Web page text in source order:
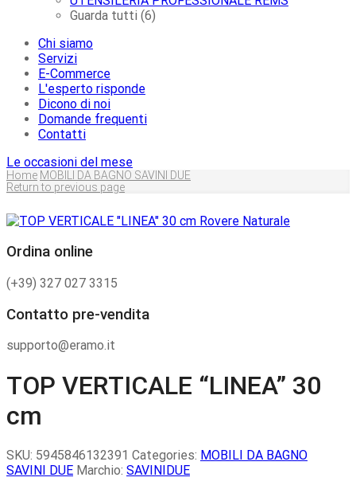
Guarda tutti (6)
Chi siamo
Servizi
E-Commerce
L'esperto risponde
Dicono di noi
Domande frequenti
Contatti
Le occasioni del mese
Home MOBILI DA BAGNO SAVINI DUE
Return to previous page
Ordina online
(+39) 327 027 3315
Contatto pre-vendita
supporto@eramo.it
TOP VERTICALE “LINEA” 30
cm
SKU: 5945846132391 Categories: MOBILI DA BAGNO
SAVINI DUE Marchio: SAVINIDUE